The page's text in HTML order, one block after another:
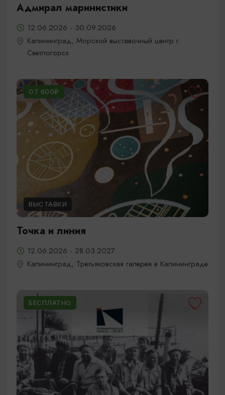
Адмирал маринистики
12.06.2026 - 30.09.2026
Калининград, Морской выставочный центр г.
Светлогорск
ОТ 600₽
ВЫСТАВКИ
Точка и линия
12.06.2026 - 28.03.2027
Калининград, Третьяковская галерея в Калининграде
БЕСПЛАТНО